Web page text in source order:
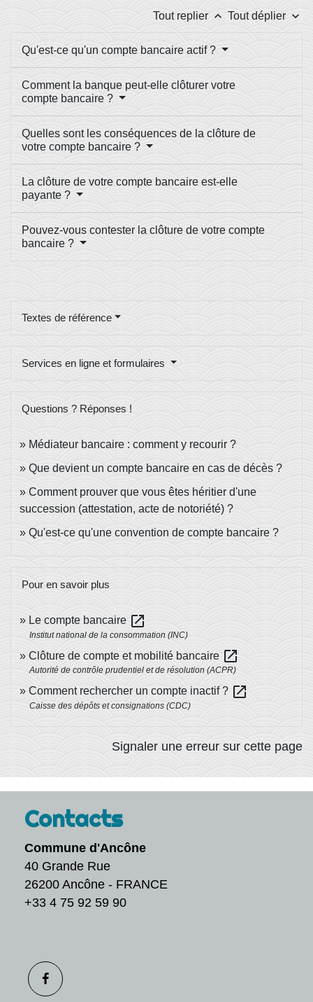
Tout replier keyboard_arrow_up Tout déplier keyboard_arrow_down
Qu'est-ce qu'un compte bancaire actif ?
Comment la banque peut-elle clôturer votre
compte bancaire ?
Quelles sont les conséquences de la clôture de
votre compte bancaire ?
La clôture de votre compte bancaire est-elle
payante ?
Pouvez-vous contester la clôture de votre compte
bancaire ?
Textes de référence
Services en ligne et formulaires
Questions ? Réponses !
Médiateur bancaire : comment y recourir ?
Que devient un compte bancaire en cas de décès ?
Comment prouver que vous êtes héritier d'une
succession (attestation, acte de notoriété) ?
Qu'est-ce qu'une convention de compte bancaire ?
Pour en savoir plus
Le compte bancaire open_in_new
Institut national de la consommation (INC)
Clôture de compte et mobilité bancaire open_in_new
Autorité de contrôle prudentiel et de résolution (ACPR)
Comment rechercher un compte inactif ? open_in_new
Caisse des dépôts et consignations (CDC)
Signaler une erreur sur cette page
Contacts
Commune d'Ancône
40 Grande Rue
26200 Ancône - FRANCE
+33 4 75 92 59 90